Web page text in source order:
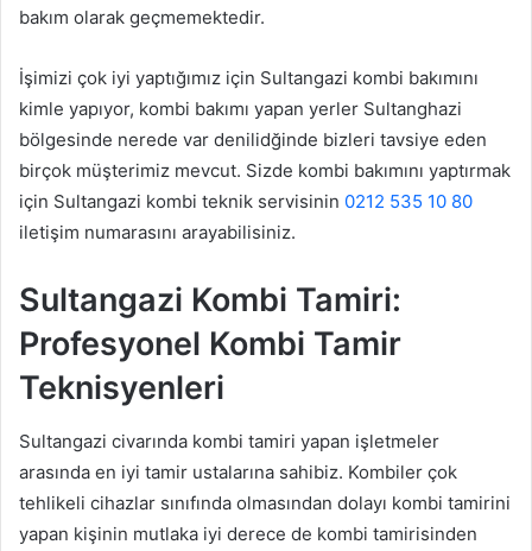
bakım olarak geçmemektedir.
İşimizi çok iyi yaptığımız için Sultangazi kombi bakımını
kimle yapıyor, kombi bakımı yapan yerler Sultanghazi
bölgesinde nerede var denilidğinde bizleri tavsiye eden
birçok müşterimiz mevcut. Sizde kombi bakımını yaptırmak
için Sultangazi kombi teknik servisinin 0212 535 10 80
iletişim numarasını arayabilisiniz.
Sultangazi Kombi Tamiri:
Profesyonel Kombi Tamir
Teknisyenleri
Sultangazi civarında kombi tamiri yapan işletmeler
arasında en iyi tamir ustalarına sahibiz. Kombiler çok
tehlikeli cihazlar sınıfında olmasından dolayı kombi tamirini
yapan kişinin mutlaka iyi derece de kombi tamirisinden